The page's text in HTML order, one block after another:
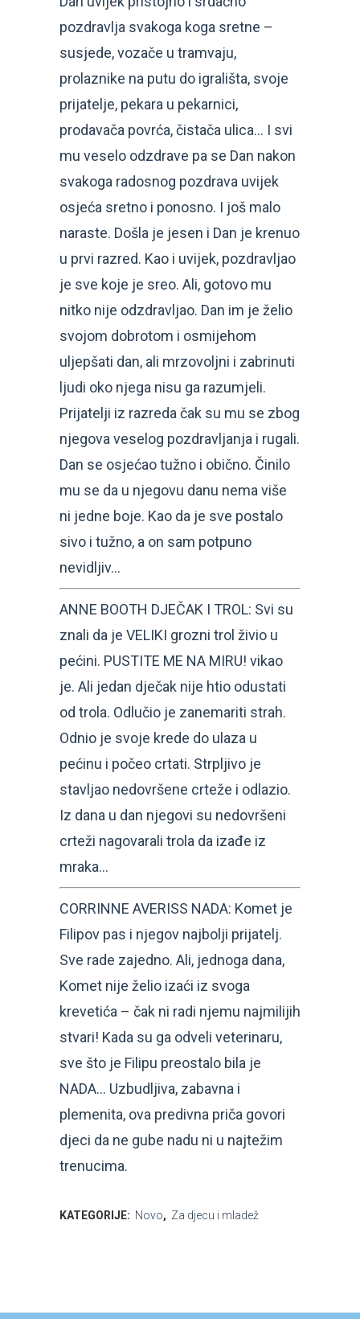
pozdravlja svakoga koga sretne –
susjede, vozače u tramvaju,
prolaznike na putu do igrališta, svoje
prijatelje, pekara u pekarnici,
prodavača povrća, čistača ulica… I svi
mu veselo odzdrave pa se Dan nakon
svakoga radosnog pozdrava uvijek
osjeća sretno i ponosno. I još malo
naraste. Došla je jesen i Dan je krenuo
u prvi razred. Kao i uvijek, pozdravljao
je sve koje je sreo. Ali, gotovo mu
nitko nije odzdravljao. Dan im je želio
svojom dobrotom i osmijehom
uljepšati dan, ali mrzovoljni i zabrinuti
ljudi oko njega nisu ga razumjeli.
Prijatelji iz razreda čak su mu se zbog
njegova veselog pozdravljanja i rugali.
Dan se osjećao tužno i obično. Činilo
mu se da u njegovu danu nema više
ni jedne boje. Kao da je sve postalo
sivo i tužno, a on sam potpuno
nevidljiv…
ANNE BOOTH DJEČAK I TROL: Svi su
znali da je VELIKI grozni trol živio u
pećini. PUSTITE ME NA MIRU! vikao
je. Ali jedan dječak nije htio odustati
od trola. Odlučio je zanemariti strah.
Odnio je svoje krede do ulaza u
pećinu i počeo crtati. Strpljivo je
stavljao nedovršene crteže i odlazio.
Iz dana u dan njegovi su nedovršeni
crteži nagovarali trola da izađe iz
mraka…
CORRINNE AVERISS NADA: Komet je
Filipov pas i njegov najbolji prijatelj.
Sve rade zajedno. Ali, jednoga dana,
Komet nije želio izaći iz svoga
krevetića – čak ni radi njemu najmilijih
stvari! Kada su ga odveli veterinaru,
sve što je Filipu preostalo bila je
NADA… Uzbudljiva, zabavna i
plemenita, ova predivna priča govori
djeci da ne gube nadu ni u najtežim
trenucima.
KATEGORIJE: Novo, Za djecu i mladež